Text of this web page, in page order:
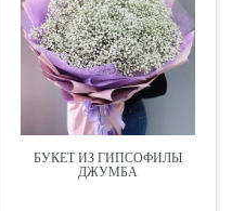
БУКЕТ ИЗ ГИПСОФИЛЫ
ДЖУМБА